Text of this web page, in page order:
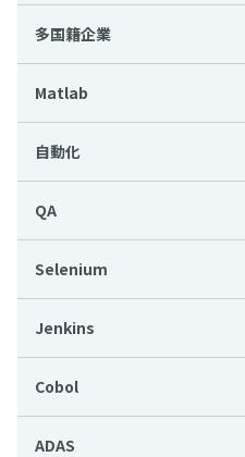
多国籍企業
Matlab
自動化
QA
Selenium
Jenkins
Cobol
ADAS